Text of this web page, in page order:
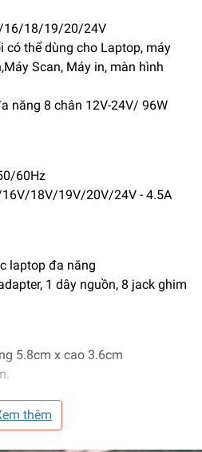
16/18/19/20/24V
có thể dùng cho Laptop, máy
Scan, Máy in, màn hình
năng 8 chân 12V-24V/ 96W
60Hz
18V/19V/20V/24V - 4.5A
laptop đa năng
1 dây nguồn, 8 jack ghim
5.8cm x cao 3.6cm
thêm